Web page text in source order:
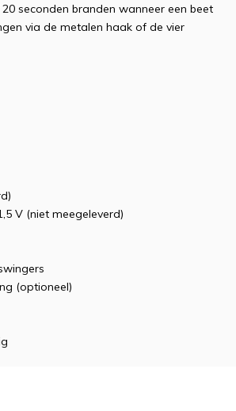
seconden branden wanneer een beet
via de metalen haak of de vier
V (niet meegeleverd)
(optioneel)